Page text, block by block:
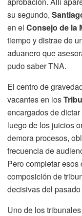
su segundo,
en el Consejo de la
tiempo y distrae de
aduanero que
pudo saber TNA.
El centro de
vacantes en los
encargados de
luego de los juicios
demora procesos,
frecuencia de
Pero completar
composición de
decisivas del
Uno de los